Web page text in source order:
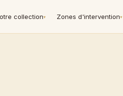
collection▾ Zones d'intervention▾